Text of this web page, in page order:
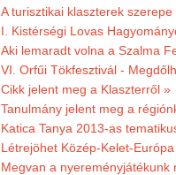
A turisztikai klaszterek
I. Kistérségi Lovas
Aki lemaradt volna a Szalma
VI. Orfűi Tökfesztivál -
Cikk jelent meg a Klaszterről »
Tanulmány jelent meg a
Katica Tanya 2013-as
Létrejöhet Közép-Kelet-
Megvan a nyereményjátékunk